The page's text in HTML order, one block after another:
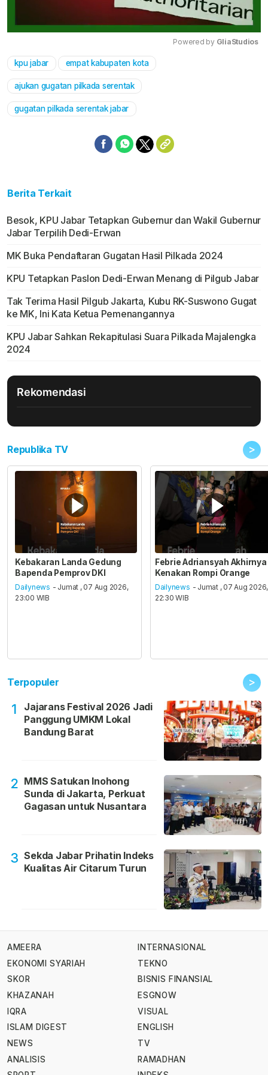
Powered by GliaStudios
kpu jabar empat kabupaten kota
ajukan gugatan pilkada serentak
gugatan pilkada serentak jabar
Berita Terkait
Besok, KPU Jabar Tetapkan Gubernur dan Wakil Gubernur
Jabar Terpilih Dedi-Erwan
MK Buka Pendaftaran Gugatan Hasil Pilkada 2024
KPU Tetapkan Paslon Dedi-Erwan Menang di Pilgub Jabar
Tak Terima Hasil Pilgub Jakarta, Kubu RK-Suswono Gugat
ke MK, Ini Kata Ketua Pemenangannya
KPU Jabar Sahkan Rekapitulasi Suara Pilkada Majalengka
2024
Rekomendasi
Republika TV >
Kebakaran Landa Gedung
Bapenda Pemprov DKI
Dailynews - Jumat , 07 Aug 2026,
23:00 WIB
Febrie Adriansyah Akhirnya
Kenakan Rompi Orange
Dailynews - Jumat , 07 Aug 2026,
22:30 WIB
Terpopuler >
1
Jajarans Festival 2026 Jadi
Panggung UMKM Lokal
Bandung Barat
2 MMS Satukan Inohong
Sunda di Jakarta, Perkuat
Gagasan untuk Nusantara
3 Sekda Jabar Prihatin Indeks
Kualitas Air Citarum Turun
AMEERA
EKONOMI SYARIAH
SKOR
KHAZANAH
IQRA
ISLAM DIGEST
NEWS
ANALISIS
INTERNASIONAL
TEKNO
BISNIS FINANSIAL
ESGNOW
VISUAL
ENGLISH
TV
RAMADHAN